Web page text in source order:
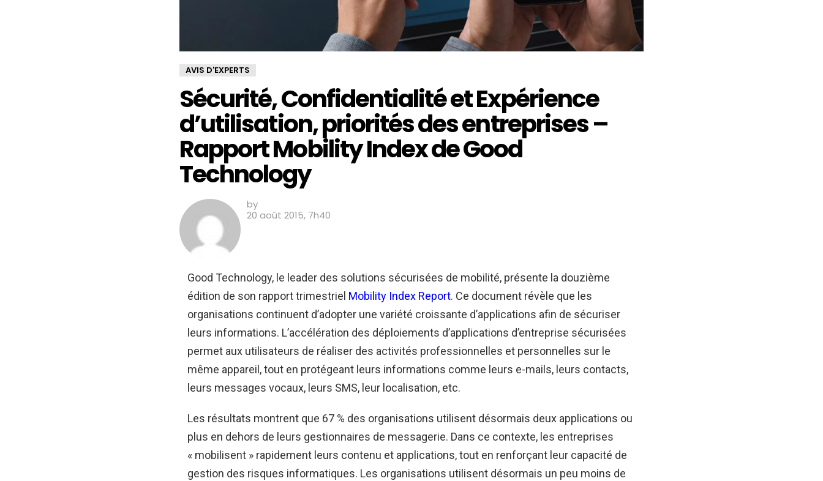
AVIS D'EXPERTS
Sécurité, Confidentialité et Expérience
d’utilisation, priorités des entreprises –
Rapport Mobility Index de Good
Technology
by
20 août 2015, 7h40
Good Technology, le leader des solutions sécurisées de mobilité, présente la douzième
édition de son rapport trimestriel Mobility Index Report. Ce document révèle que les
organisations continuent d’adopter une variété croissante d’applications afin de sécuriser
leurs informations. L’accélération des déploiements d’applications d’entreprise sécurisées
permet aux utilisateurs de réaliser des activités professionnelles et personnelles sur le
même appareil, tout en protégeant leurs informations comme leurs e-mails, leurs contacts,
leurs messages vocaux, leurs SMS, leur localisation, etc.
Les résultats montrent que 67 % des organisations utilisent désormais deux applications ou
plus en dehors de leurs gestionnaires de messagerie. Dans ce contexte, les entreprises
« mobilisent » rapidement leurs contenu et applications, tout en renforçant leur capacité de
gestion des risques informatiques. Les organisations utilisent désormais un peu moins de